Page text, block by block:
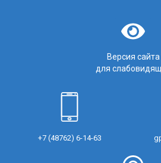
Версия сайта
для
+7 (48762) 6-14-63